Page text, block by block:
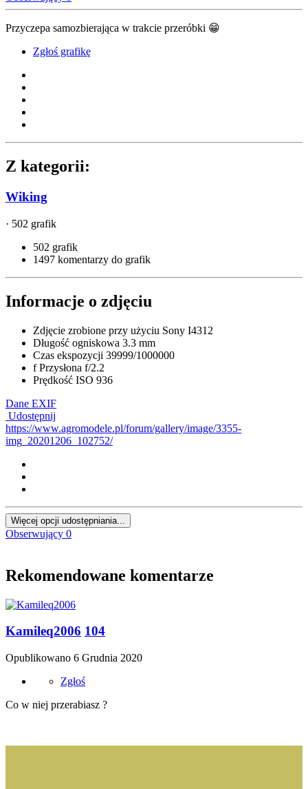
Przyczepa samozbierająca w trakcie przeróbki 😁
Zgłoś grafikę
Z kategorii:
Wiking
· 502 grafik
502 grafik
1497 komentarzy do grafik
Informacje o zdjęciu
Zdjęcie zrobione przy użyciu Sony I4312
Długość ogniskowa 3.3 mm
Czas ekspozycji 39999/1000000
f Przysłona f/2.2
Prędkość ISO 936
Dane EXIF
Udostępnij
https://www.agromodele.pl/forum/gallery/image/3355-
img_20201206_102752/
Więcej opcji udostępniania...
Obserwujący 0
Rekomendowane komentarze
Kamileq2006 104
Opublikowano 6 Grudnia 2020
Zgłoś
Co w niej przerabiasz ?